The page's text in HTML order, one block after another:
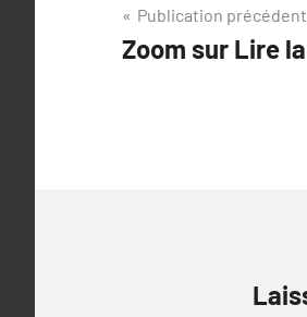
Navigation
de
Publication
Zoom sur Lire